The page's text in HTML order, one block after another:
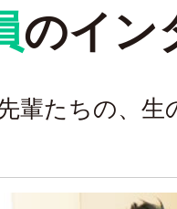
のイン
輩たちの、 生